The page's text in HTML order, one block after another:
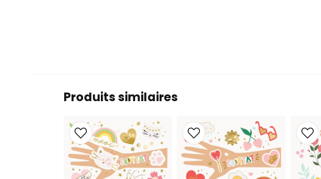
Produits similaires